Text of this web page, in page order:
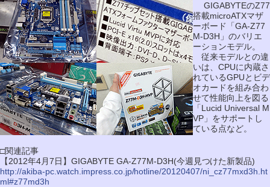
GIGABYTEのZ77
搭載microATXマザ
ーボード「GA-Z77
M-D3H」のバリエ
ーションモデル。
従来モデルとの違
いは、CPUに内蔵さ
れているGPUとビデ
オカードを組み合わ
せて性能向上を図る
「Lucid Universal M
VP」をサポートし
ている点など。
□関連記事
【2012年4月7日】GIGABYTE GA-Z77M-D3H(今週見つけた新製品)
http://akiba-pc.watch.impress.co.jp/hotline/20120407/ni_cz77mxd3h.ht
ml#z77md3h